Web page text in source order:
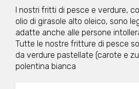
I nostri fritti di pesce e verdure,
olio di girasole alto oleico, sono
adatte anche alle persone
Tutte le nostre fritture di pesce
da verdure pastellate (carote e
polentina bianca